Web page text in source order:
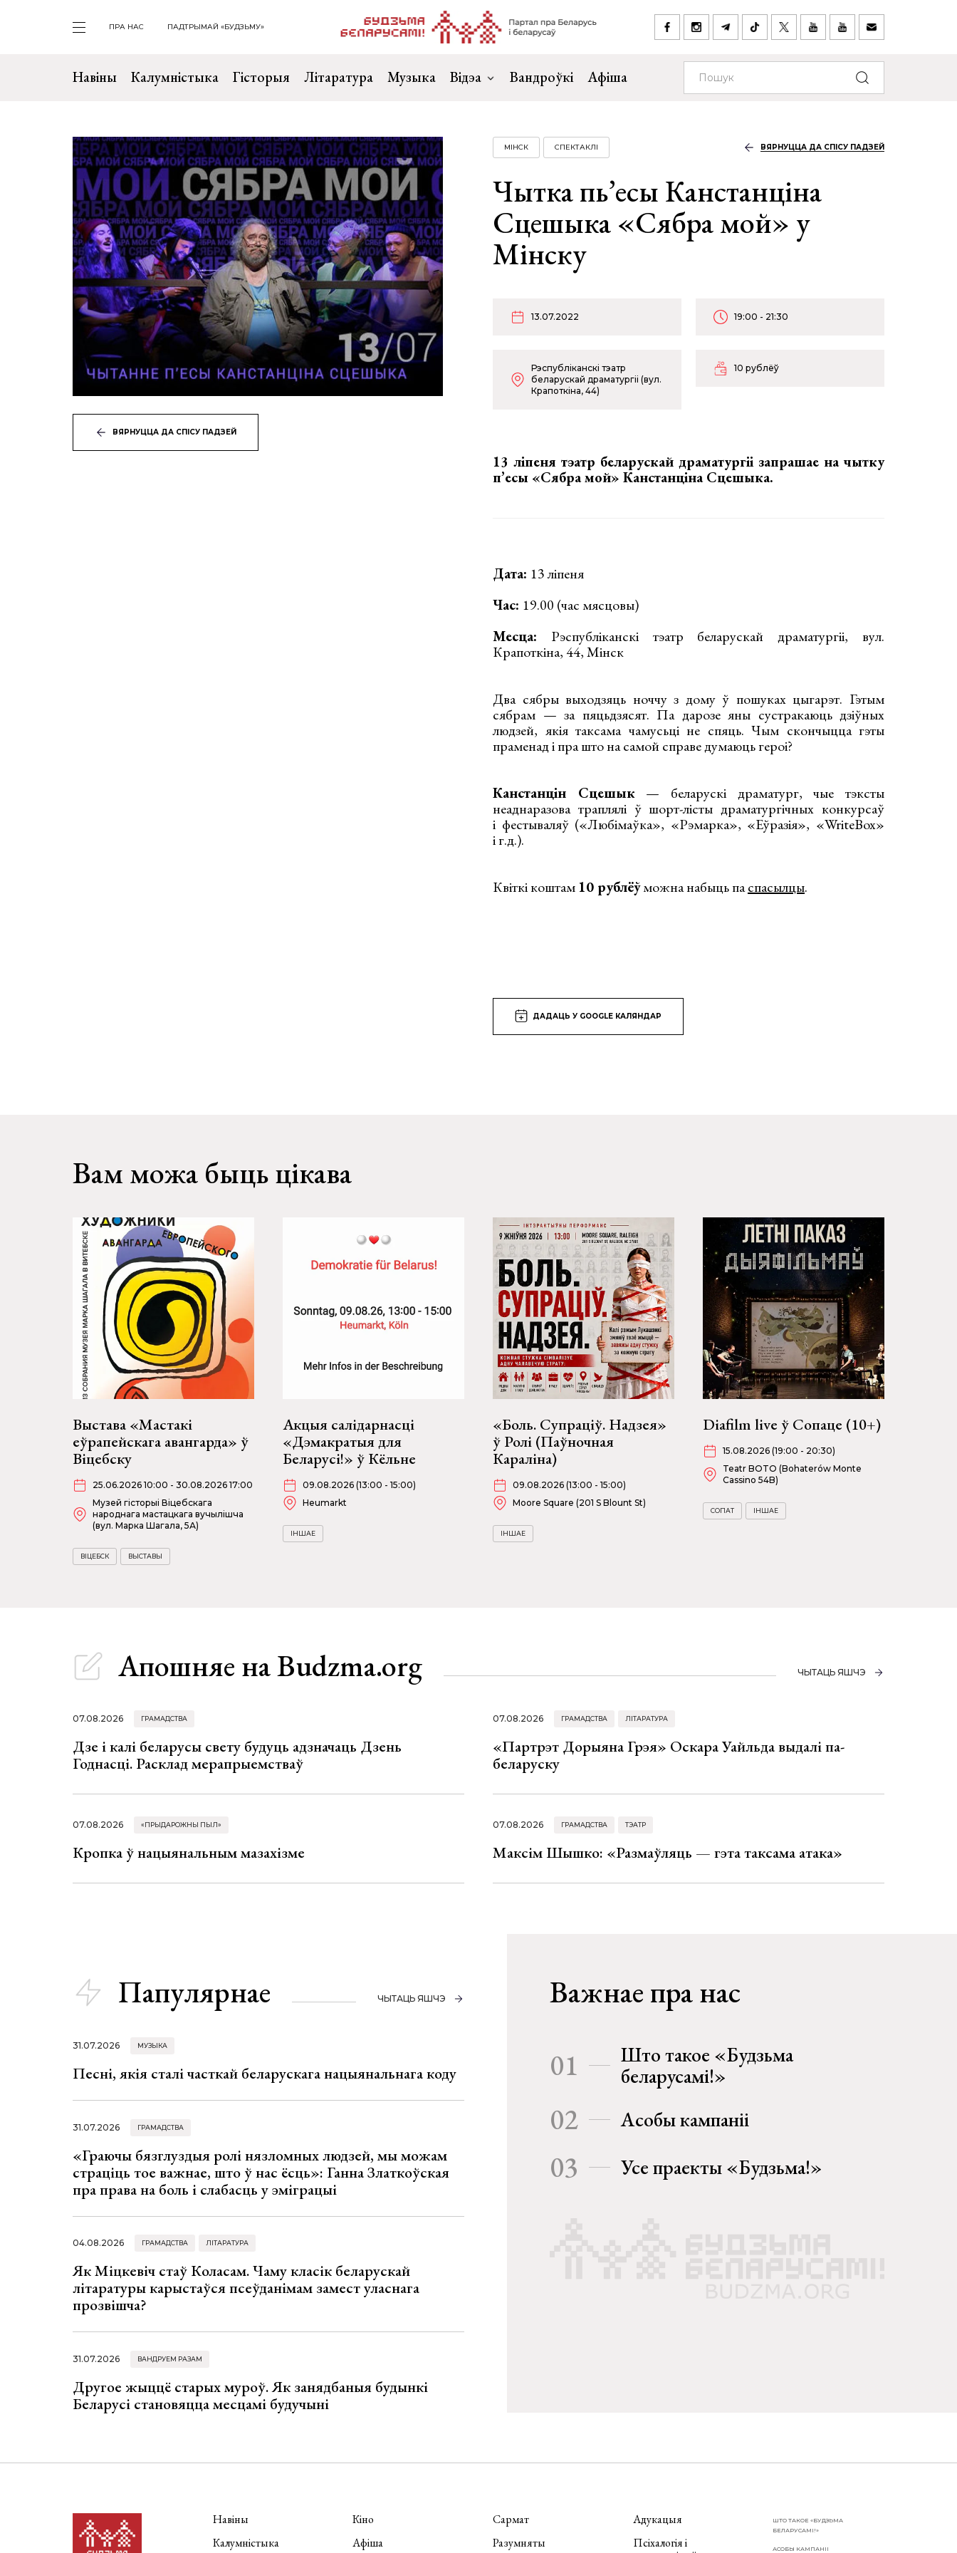
ПРА НАС ПАДТРЫМАЙ «БУДЗЬМУ»
Навіны Калумністыка Гісторыя Літаратура Музыка Відэа Вандроўкі Афіша
ВЯРНУЦЦА ДА СПІСУ ПАДЗЕЙ
МІНСК СПЕКТАКЛІ ВЯРНУЦЦА ДА СПІСУ ПАДЗЕЙ
Чытка пь’есы Канстанціна
Сцешыка «Сябра мой» у
Мінску
13.07.2022 19:00 - 21:30
Рэспубліканскі тэатр
беларускай драматургіі (вул.
Крапоткіна, 44)
10 рублёў
13 ліпеня тэатр беларускай драматургіі запрашае на чытку
п’есы «Сябра мой» Канстанціна Сцешыка.
Дата: 13 ліпеня
Час: 19.00 (час мясцовы)
Месца: Рэспубліканскі тэатр беларускай драматургіі, вул.
Крапоткіна, 44, Мінск
Два сябры выходзяць ноччу з дому ў пошуках цыгарэт. Гэтым
сябрам — за пяцьдзясят. Па дарозе яны сустракаюць дзіўных
людзей, якія таксама чамусьці не спяць. Чым скончыцца гэты
праменад і пра што на самой справе думаюць героі?
Канстанцін Сцешык— беларускі драматург, чые тэксты
неаднаразова траплялі ў шорт-лісты драматургічных конкурсаў
і фестываляў («Любімаўка», «Рэмарка», «Еўразія», «WriteBox»
і г.д.).
Квіткі коштам 10 рублёўможна набыць паспасылцы.
ДАДАЦЬ У GOOGLE КАЛЯНДАР
Вам можа быць цікава
Выстава «Мастакі
еўрапейскага авангарда» ў
Віцебску
25.06.2026 10:00 - 30.08.2026 17:00
Музей гісторыі Віцебскага
народнага мастацкага вучылішча
(вул. Марка Шагала, 5А)
ВІЦЕБСК ВЫСТАВЫ
Акцыя салідарнасці
«Дэмакратыя для
Беларусі!» ў Кёльне
09.08.2026 (13:00 - 15:00)
Heumarkt
ІНШАЕ
«Боль. Супраціў. Надзея»
ў Ролі (Паўночная
Караліна)
09.08.2026 (13:00 - 15:00)
Moore Square (201 S Blount St)
ІНШАЕ
Diafilm live ў Сопаце (10+)
15.08.2026 (19:00 - 20:30)
Teatr BOTO (Bohaterów Monte
Cassino 54B)
СОПАТ ІНШАЕ
Апошняе на Budzma.org ЧЫТАЦЬ ЯШЧЭ
07.08.2026 ГРАМАДСТВА
Дзе і калі беларусы свету будуць адзначаць Дзень
Годнасці. Расклад мерапрыемстваў
07.08.2026 ГРАМАДСТВА ЛІТАРАТУРА
«Партрэт Дорыяна Грэя» Оскара Уайльда выдалі па-
беларуску
07.08.2026 «ПРЫДАРОЖНЫ ПЫЛ»
Кропка ў нацыянальным мазахізме
07.08.2026 ГРАМАДСТВА ТЭАТР
Максім Шышко: «Размаўляць — гэта таксама атака»
Папулярнае ЧЫТАЦЬ ЯШЧЭ
31.07.2026 МУЗЫКА
Песні, якія сталі часткай беларускага нацыянальнага коду
31.07.2026 ГРАМАДСТВА
«Граючы бязглуздыя ролі нязломных людзей, мы можам
страціць тое важнае, што ў нас ёсць»: Ганна Златкоўская
пра права на боль і слабасць у эміграцыі
04.08.2026 ГРАМАДСТВА ЛІТАРАТУРА
Як Міцкевіч стаў Коласам. Чаму класік беларускай
літаратуры карыстаўся псеўданімам замест уласнага
прозвішча?
31.07.2026 ВАНДРУЕМ РАЗАМ
Другое жыццё старых муроў. Як занядбаныя будынкі
Беларусі становяцца месцамі будучыні
Важнае пра нас
01
Што такое «Будзьма
беларусамі!»
02 Асобы кампаніі
03 Усе праекты «Будзьма!»
Навіны
Калумністыка
Кіно
Афіша
Сармат
Разумняты
Адукацыя
Псіхалогія і
ШТО ТАКОЕ «БУДЗЬМА
БЕЛАРУСАМІ!»
АСОБЫ КАМПАНІІ